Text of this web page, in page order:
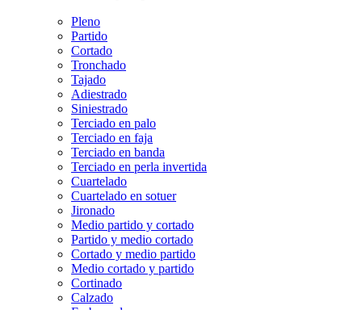
Pleno
Partido
Cortado
Tronchado
Tajado
Adiestrado
Siniestrado
Terciado en palo
Terciado en faja
Terciado en banda
Terciado en perla invertida
Cuartelado
Cuartelado en sotuer
Jironado
Medio partido y cortado
Partido y medio cortado
Cortado y medio partido
Medio cortado y partido
Cortinado
Calzado